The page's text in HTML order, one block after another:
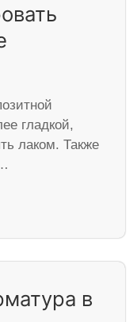
гладкой,
лаком. Также
в